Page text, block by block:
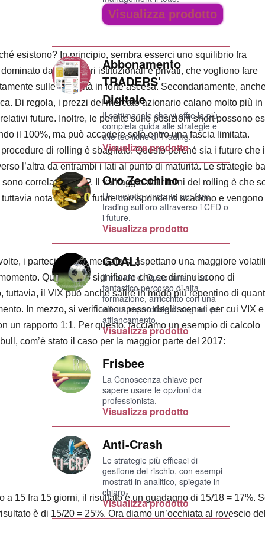
esistono? In principio, sembra esserci uno squilibrio fra
da investitori istituzionali e privati, che vogliono fare
sulle volatilità in forte ascesa. Secondariamente,
Di regola, i prezzi del mercato azionario calano molto più in
future. Inoltre, le perdite sulle posizioni short possono
il 100%, ma può accadere solo entro una fascia limitata.
di rolling è sbagliato. Questo perché sia i future che
l’altra da entrambi i lati al punto di maturità. Le strategie
correlati al VRP. Il vantaggio dei ritorni del rolling è che
nota solo se i future corrispondenti scadono e
i partecipanti al mercato si aspettano una maggiore
Questo può significare che se diminuiscono di
il VIX può anche salire in modo più repentino di
In mezzo, si verificano spesso degli scenari per cui VIX e
un rapporto 1:1. Per questo, facciamo un esempio di calcolo
com’è stato il caso per la maggior parte del 2017:
15 fra 15 giorni, il risultato è un guadagno di 15/18 = 17%.
è di 15/20 = 25%. Ora diamo un’occhiata al rovescio
Visualizza prodotto
Abbonamento
TRADERS'
Digitale
Il settimanale che vi offre la più
completa guida alle strategie e
alle tecniche di Trading.
Visualizza prodotto
Oro Zecchino
Un metodo vincente per fare
trading sull’oro attraverso i CFD o
i future.
Visualizza prodotto
GOAL!
Il mondo di Opzionaria in un
fantastico percorso di alta
formazione, arricchito con una
offerta imperdibile di segnali ed
affiancamento.
Visualizza prodotto
Frisbee
La Conoscenza chiave per
sapere usare le opzioni da
professionista.
Visualizza prodotto
Anti-Crash
Le strategie più efficaci di
gestione del rischio, con esempi
mostrati in analitico, spiegate in
chiaro.
Visualizza prodotto